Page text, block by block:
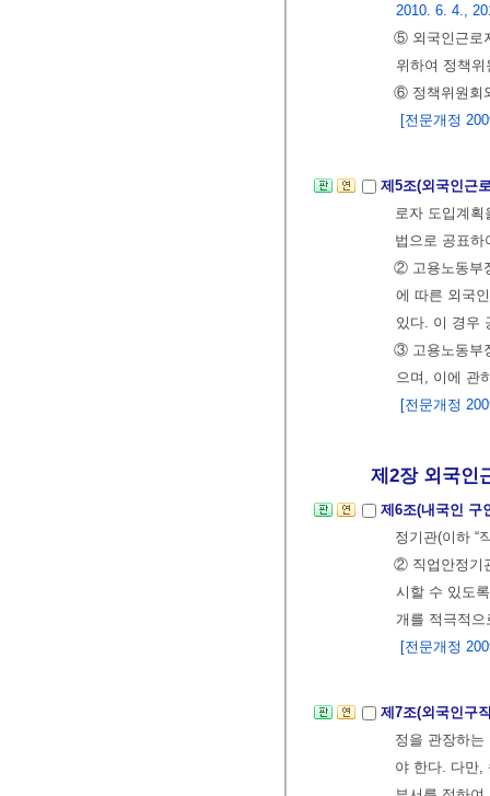
2010. 6. 4.,
⑤ 외국인근로
위하여 정책위
⑥ 정책위원회
[전문개정
제5조(외국인근
로자 도입계
법으로 공표
② 고용노동부
에 따른 외국
있다. 이 경우
③ 고용노동부
으며, 이에 관
[전문개정
제2장 외국인
제6조(내국인 구
정기관(이하 “
② 직업안정기
시할 수 있도
개를 적극적
[전문개정
제7조(외국인구
정을 관장하
야 한다. 다만,